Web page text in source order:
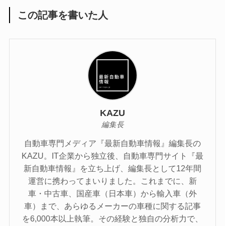
この記事を書いた人
KAZU
編集長
自動車専門メディア『最新自動車情報』編集長の
KAZU。IT企業から独立後、自動車専門サイト『最
新自動車情報』を立ち上げ、編集長として12年間
運営に携わってまいりました。これまでに、新
車・中古車、国産車（日本車）から輸入車（外
車）まで、あらゆるメーカーの車種に関する記事
を6,000本以上執筆。その経験と独自の分析力で、